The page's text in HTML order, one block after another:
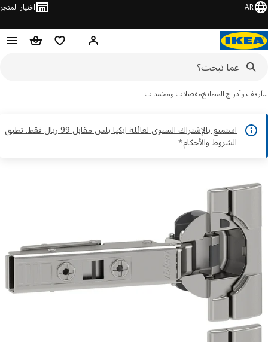
AR اختيار المتجر
مرحباً! تسجيل الدخول أو
قائمة التسوقسلة التسوق
وأدراج المطابخمفصلات ومخمدات
استمتع بالإشتراك السنوى لعائلة ايكيا بلس مقابل 99 ريال فقط. تطبق
الشروط والأحكام*